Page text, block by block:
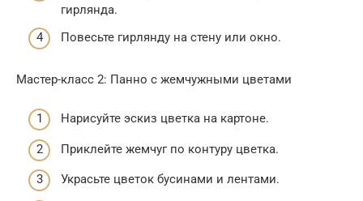
гирлянда.
Повесьте гирлянду на стену или окно.
Мастер-класс 2: Панно с жемчужными цветами
Нарисуйте эскиз цветка на картоне.
Приклейте жемчуг по контуру цветка.
Украсьте цветок бусинами и лентами.